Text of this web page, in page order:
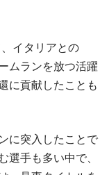
イタリアとの
ムランを放つ活躍
に貢献したことも
に突入したことで
選手も多い中で、